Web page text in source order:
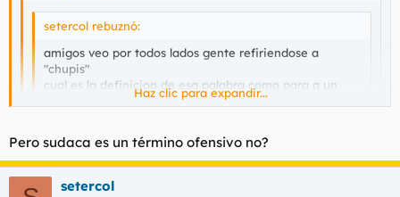
setercol rebuznó:
amigos veo por todos lados gente refiriendose a
"chupis"
cual es la definicion de esa palabra como para q un
sudaca la comprenda??
Qué es un sudaca?
Dicese de la persona que vive en sudamerica
Haz clic para expandir...
Pero sudaca es un término ofensivo no?
setercol